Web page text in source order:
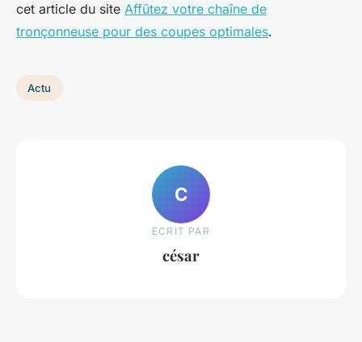
cet article du site Affûtez votre chaîne de
tronçonneuse pour des coupes optimales.
Actu
C
ECRIT PAR
césar